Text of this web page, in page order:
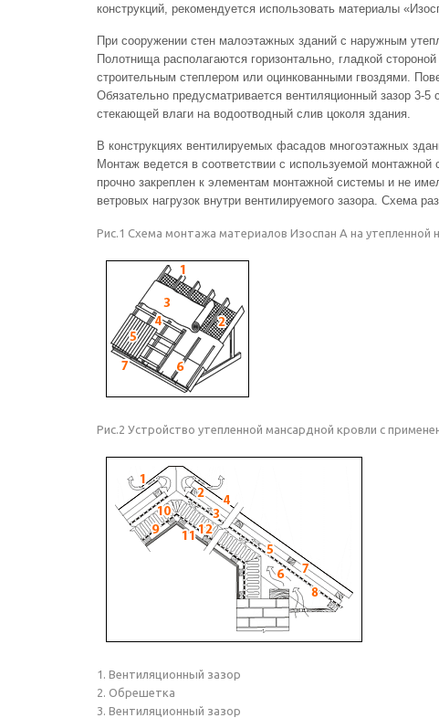
конструкций, рекомендуется использовать материалы
При сооружении стен малоэтажных зданий с наружным
Полотнища располагаются горизонтально, гладкой
строительным степлером или оцинкованными гвоздями.
Обязательно предусматривается вентиляционный зазор
стекающей влаги на водоотводный слив цоколя здания.
В конструкциях вентилируемых фасадов многоэтажных
Монтаж ведется в соответствии с используемой
прочно закреплен к элементам монтажной системы и не
ветровых нагрузок внутри вентилируемого зазора. Схема
Рис.1 Схема монтажа материалов Изоспан А на утепленной
Рис.2 Устройство утепленной мансардной кровли с
1. Вентиляционный зазор
2. Обрешетка
3. Вентиляционный зазор